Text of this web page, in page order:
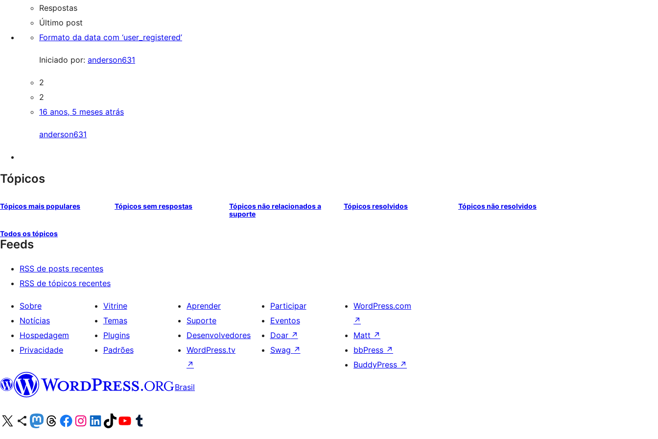
Respostas
Último post
Formato da data com ‘user_registered’
Iniciado por: anderson631
2
2
16 anos, 5 meses atrás
anderson631
Tópicos
Tópicos mais populares Tópicos sem respostas
Tópicos não relacionados a
suporte
Tópicos resolvidos Tópicos não resolvidos
Todos os tópicos
Feeds
RSS de posts recentes
RSS de tópicos recentes
Sobre
Notícias
Hospedagem
Privacidade
Vitrine
Temas
Plugins
Padrões
Aprender
Suporte
Desenvolvedores
WordPress.tv
↗
Participar
Eventos
Doar ↗
Swag ↗
WordPress.com
↗
Matt ↗
bbPress ↗
BuddyPress ↗
Brasil
Acessar nossa conta do X (antigo Twitter)
Acessar nossa conta do Bluesky
Acessar nossa conta do Mastodon
Acessar nossa conta do Threads
Acessar nossa página do Facebook
Acessar nossa conta do Instagram
Acessar nossa conta do LinkedIn
Acessar nossa conta do TikTok
Acessar nosso canal do YouTube
Acessar nossa conta no Tumblr